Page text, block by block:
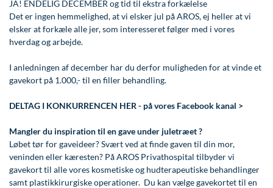
Lunge-astma-allergi
Mave-tarm kirurgi
Neurologi (hjerne-nervesygdomme)
Onkologi (kræftsygdomme)
Plastikkirurgi (rekonstruktiv)
Reumatologi (gigtsygdomme)
Svedproblemer
Ar og strækmærker
Uønsket hårvækst
Aldersprægede håndrygge
Kropsforyngelse og opstramning
Intim konturering/foryngelse
Mandlig genitalområde - forskønnelse
Kosmetisk Plastikkirurgi
Modelopskrivning
Plasmaprodukter i æstetisk, kosmetisk og anti-
aging medicin
Prisliste
Skriv dig op
Udskrivelse
Kontakt os & Find vej
Kvalitet og patienttilfredshed
Parkering og opladning på AROS Privathospital
Persondatapolitik på AROS
Rygepolitik
Samarbejde mellem specialer
Sengestuer
Vores mål
JA! ENDELIG DECEMBER og tid til ekstra forkælelse
Det er ingen hemmelighed, at vi elsker jul på AROS, ej heller at vi
elsker at forkæle alle jer, som interesseret følger med i vores
hverdag og arbejde.
I anledningen af december har du derfor muligheden for at vinde et
gavekort på 1.000,- til en filler behandling.
DELTAG I KONKURRENCEN HER - på vores Facebook kanal >
Mangler du inspiration til en gave under juletræet ?
Løbet tør for gaveideer? Svært ved at finde gaven til din mor,
veninden eller kæresten? På AROS Privathospital tilbyder vi
gavekort til alle vores kosmetiske og hudterapeutiske behandlinger
samt plastikkirurgiske operationer. Du kan vælge gavekortet til en